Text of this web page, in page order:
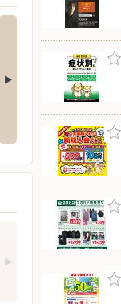
ウトレッ
デンキチのハ
夏号